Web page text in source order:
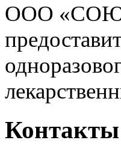
ООО
Контакты